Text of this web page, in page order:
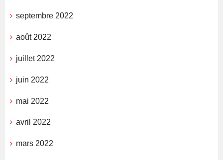
septembre 2022
août 2022
juillet 2022
juin 2022
mai 2022
avril 2022
mars 2022